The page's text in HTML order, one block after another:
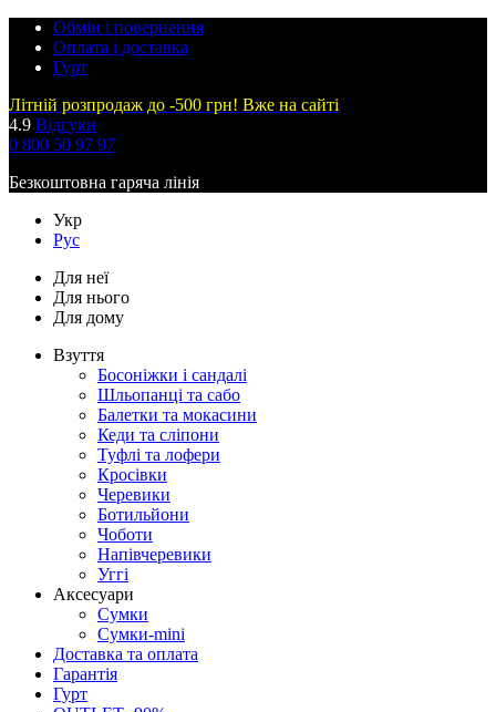
Обмін і повернення
Оплата і доставка
Гурт
Літній розпродаж до -500 грн! Вже на сайті
4.9 Відгуки
0 800 50 97 97
Безкоштовна гаряча лінія
Укр
Рус
Для неї
Для нього
Для дому
Взуття
Босоніжки і сандалі
Шльопанці та сабо
Балетки та мокасини
Кеди та сліпони
Туфлі та лофери
Кросівки
Черевики
Ботильйони
Чоботи
Напівчеревики
Уггі
Аксесуари
Сумки
Сумки-mini
Доставка та оплата
Гарантія
Гурт